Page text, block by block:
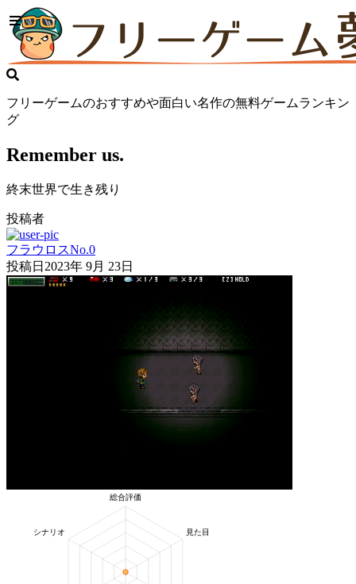
フリーゲームのおすすめや面白い名作の無料ゲームランキン
グ
Remember us.
終末世界で生き残り
投稿者
フラウロスNo.0
投稿日 2023年 9月 23日